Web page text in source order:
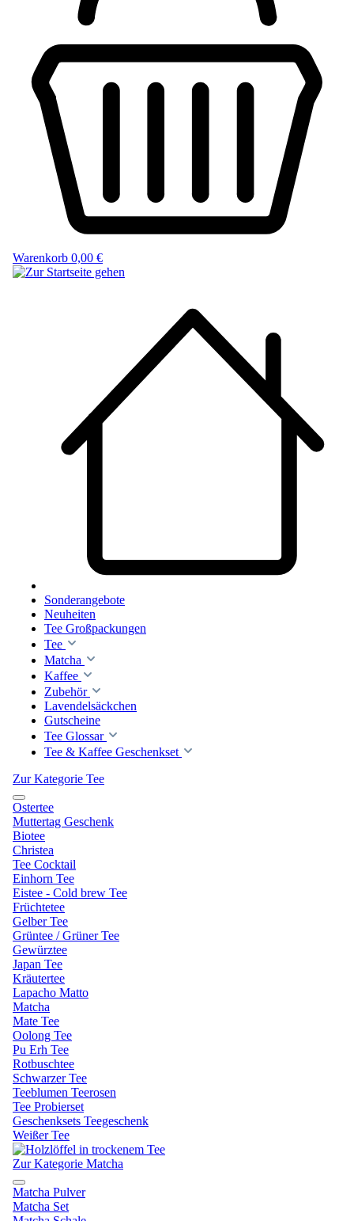
Warenkorb 0,00 €
Sonderangebote
Neuheiten
Tee Großpackungen
Tee
Matcha
Kaffee
Zubehör
Lavendelsäckchen
Gutscheine
Tee Glossar
Tee & Kaffee Geschenkset
Zur Kategorie Tee
Ostertee
Muttertag Geschenk
Biotee
Christea
Tee Cocktail
Einhorn Tee
Eistee - Cold brew Tee
Früchtetee
Gelber Tee
Grüntee / Grüner Tee
Gewürztee
Japan Tee
Kräutertee
Lapacho Matto
Matcha
Mate Tee
Oolong Tee
Pu Erh Tee
Rotbuschtee
Schwarzer Tee
Teeblumen Teerosen
Tee Probierset
Geschenksets Teegeschenk
Weißer Tee
Zur Kategorie Matcha
Matcha Pulver
Matcha Set